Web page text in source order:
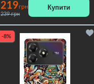
219грн
239 грн
Купити
-8%